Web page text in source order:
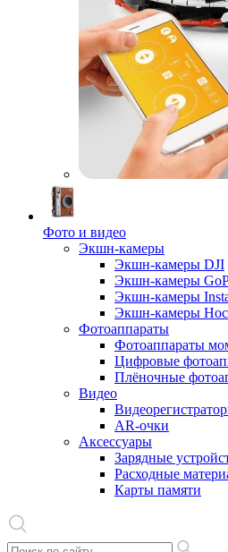
Фото и видео
Экшн-камеры
Экшн-камеры DJI
Экшн-камеры
Экшн-камеры
Экшн-камеры
Фотоаппараты
Фотоаппараты
Цифровые
Плёночные
Видео
AR-очки
Аксессуары
Зарядные
Расходные
Карты памяти